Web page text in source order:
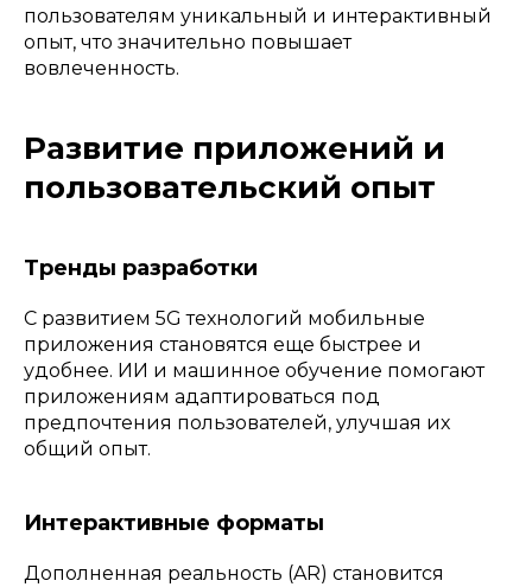
пользователям уникальный и интерактивный
опыт, что значительно повышает
вовлеченность.
Развитие приложений и
пользовательский опыт
Тренды разработки
С развитием 5G технологий мобильные
приложения становятся еще быстрее и
удобнее. ИИ и машинное обучение помогают
приложениям адаптироваться под
предпочтения пользователей, улучшая их
общий опыт.
Интерактивные форматы
Дополненная реальность (AR) становится